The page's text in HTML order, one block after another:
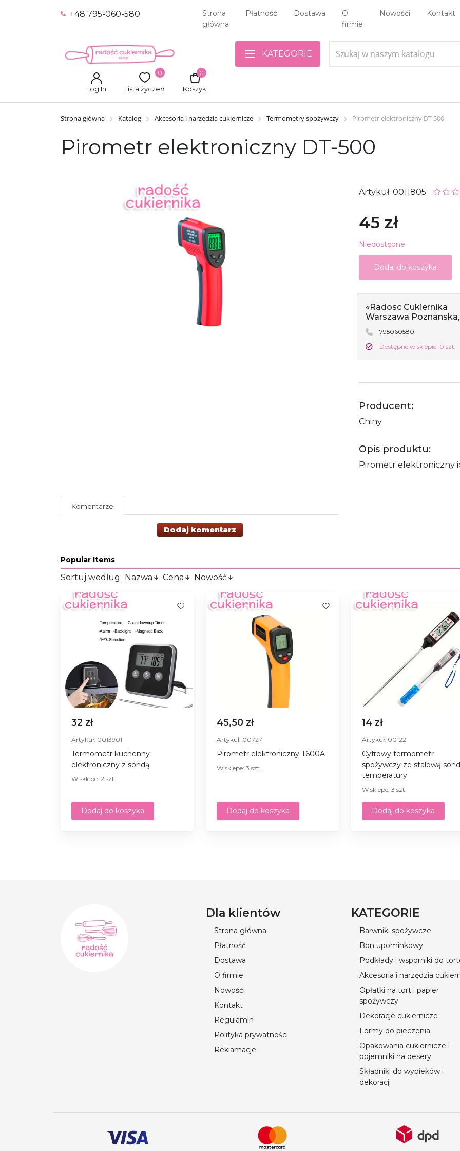
+48 795-060-580
Strona
główna
Płatność Dostawa
O
firmie
Nowośći Kontakt
Log In Lista życzeń
0
Koszyk
0
KATEGORIE
Strona główna Katalog Akcesoria i narzędzia cukiernicze Termometry spożywczy Pirometr elektroniczny DT-500
Pirometr elektroniczny DT-500
Artykuł: 0011805
45 zł
Niedostępne
Dodaj do koszyka
«Radosc Cukiernika
Warszawa
795060580
Dostępne w sklepie: 0 szt.
Producent:
Chiny
Opis produktu:
Pirometr elektroniczny
Komentarze
Dodaj komentarz
Popular Items
Sortuj według: Nazwa Cena Nowość
32 zł
Artykuł: 0013901
Termometr kuchenny
elektroniczny z sondą
W sklepe: 2 szt.
Dodaj do koszyka
45,50 zł
Artykuł: 00727
Pirometr elektroniczny T600A
W sklepe: 3 szt.
Dodaj do koszyka
14 zł
Artykuł: 00122
Cyfrowy termometr
spożywczy ze stalową
temperatury
W sklepe: 3 szt.
Dodaj do koszyka
Dla klientów
Strona główna
Płatność
Dostawa
O firmie
Nowośći
Kontakt
Regulamin
Polityka prywatności
Reklamacje
KATEGORIE
Barwniki spożywcze
Bon upominkowy
Podkłady i wsporniki do
Akcesoria i narzędzia
Opłatki na tort i papier
spożywczy
Dekoracje cukiernicze
Formy do pieczenia
Opakowania cukiernicze i
pojemniki na desery
Składniki do wypieków i
dekoracji